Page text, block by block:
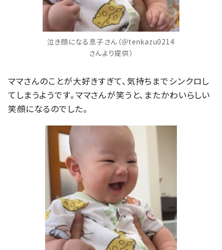
泣き顔になる息子さん（＠tenkazu0214
さんより提供）
ママさんのことが大好きすぎて、気持ちまでシンクロし
てしまうようです。ママさんが笑うと、またかわいらしい
笑顔になるのでした。